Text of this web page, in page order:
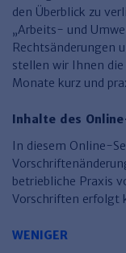
Führung
Organisation
Talentmanagement
Rechnungswesen
Entgeltabrechnung
Steuerkanzlei und
Software und Tools
Finden Sie Ihr
Familien- und
Miet- und WE-
Verkehrsrecht
Wirtschaftsrecht
Compliance
Finden Sie Ihr
Miet- und
WEG-Verwaltung
Öffentlicher Dienst
Finden Sie Ihr
TV-L
TVöD
Kommunale
Zurück
Arbeitsschutz &
Finden Sie Ihr
Arbeitsschutz
Zurück
Finden Sie Ihr
den Überblick zu
„Arbeits- und
Rechtsänderungen
stellen wir Ihnen
Monate kurz und
Inhalte des
​In diesem Online-
betriebliche Praxis
Vorschriften erfolgt
WENIGER